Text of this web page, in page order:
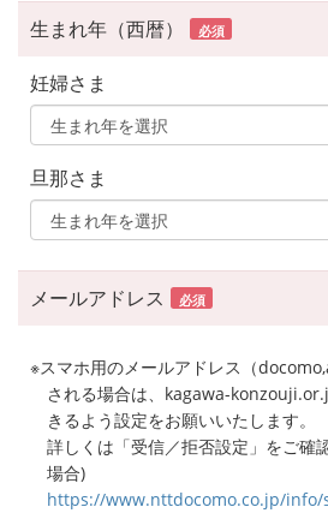
生まれ年（西暦） 必須
妊婦さま
旦那さま
メールアドレス 必須
※スマホ用のメールアドレス（
される場合は、kagawa-
きるよう設定をお願いいたします。
詳しくは「受信／拒否設定」をご確
場合)
https://www.nttdocomo.co.jp/